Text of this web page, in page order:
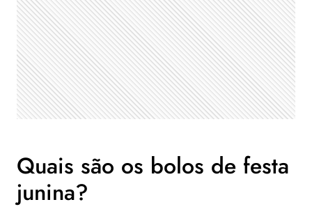
Quais são os bolos de festa
junina?